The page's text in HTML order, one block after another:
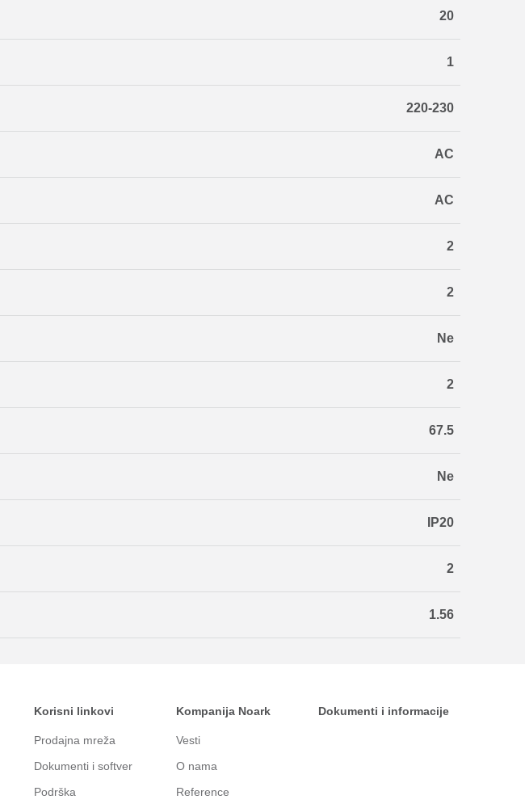
20
1
220-230
AC
AC
2
2
Ne
2
67.5
Ne
IP20
2
1.56
Korisni linkovi
Prodajna mreža
Dokumenti i softver
Podrška
Kompanija Noark
Vesti
O nama
Reference
Dokumenti i informacije